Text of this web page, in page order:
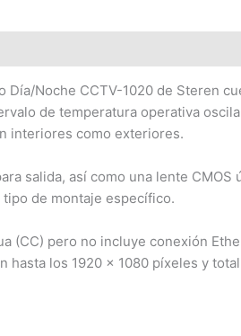
Día/Noche CCTV-1020 de Steren
de temperatura operativa
interiores como exteriores.
salida, así como una lente
de montaje específico.
(CC) pero no incluye conexión
hasta los 1920 x 1080 píxeles y